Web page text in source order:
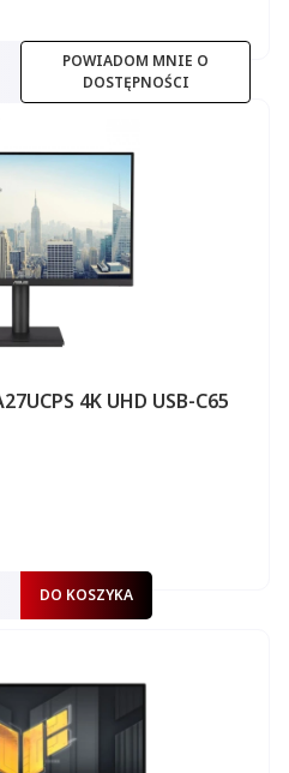
POWIADOM MNIE O
DOSTĘPNOŚCI
4K UHD USB-C65
DO KOSZYKA